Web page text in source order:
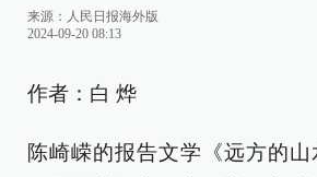
来源： 人民日报海外版
2024-09-20 08:13
作者：白 烨
陈崎嵘的报告文学《远方的